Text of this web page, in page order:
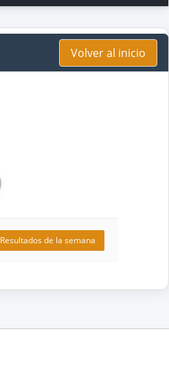
Volver al inicio
Resultados de la semana